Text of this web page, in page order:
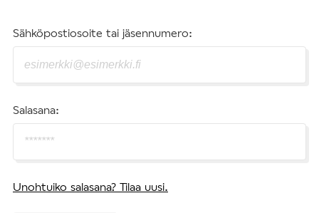
Sähköpostiosoite tai jäsennumero:
Salasana:
Unohtuiko salasana? Tilaa uusi.